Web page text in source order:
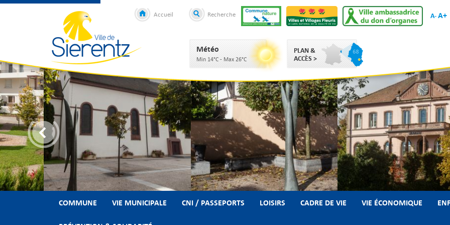
A-A+
Accueil Recherche
Météo
Min 14°C - Max 26°C
PLAN &
ACCÈS >
COMMUNE VIE MUNICIPALE CNI / PASSEPORTS LOISIRS CADRE DE VIE VIE ÉCONOMIQUE